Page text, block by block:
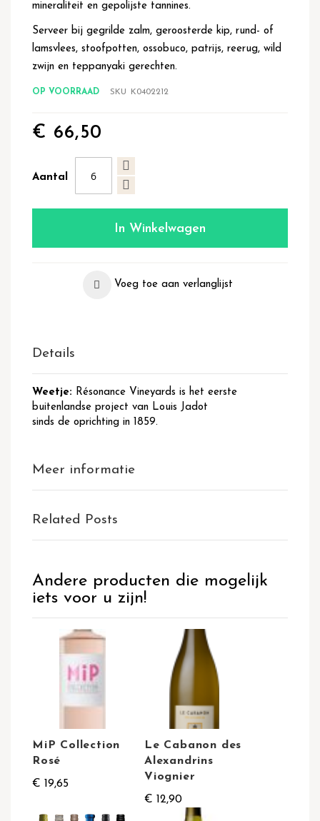
mineraliteit en gepolijste tannines.
Serveer bij gegrilde zalm, geroosterde kip, rund- of
lamsvlees, stoofpotten, ossobuco, patrijs, reerug, wild
zwijn en teppanyaki gerechten.
OP VOORRAAD SKU K0402212
€ 66,50
Aantal
In Winkelwagen
Voeg toe aan verlanglijst
Details
Weetje: Résonance Vineyards is het eerste
buitenlandse project van Louis Jadot
sinds de oprichting in 1859.
Meer informatie
Related Posts
Andere producten die mogelijk
iets voor u zijn!
MiP Collection
Rosé
€ 19,65
Le Cabanon des
Alexandrins
Viognier
€ 12,90